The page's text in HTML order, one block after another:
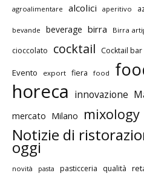
agroalimentare alcolici aperitivo
bevande beverage birra Birra
cioccolato cocktail Cocktail bar
Evento export fiera food
horeca innovazione
mercato Milano mixology
Notizie di
oggi
novità pasta pasticceria qualità